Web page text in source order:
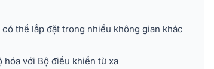
thể lắp đặt trong nhiều không gian khác
với Bộ điều khiển từ xa